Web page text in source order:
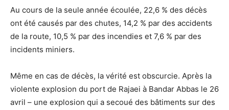
Au cours de la seule année écoulée, 22,6 % des décès
ont été causés par des chutes, 14,2 % par des accidents
de la route, 10,5 % par des incendies et 7,6 % par des
incidents miniers.
Même en cas de décès, la vérité est obscurcie. Après la
violente explosion du port de Rajaei à Bandar Abbas le 26
avril – une explosion qui a secoué des bâtiments sur des